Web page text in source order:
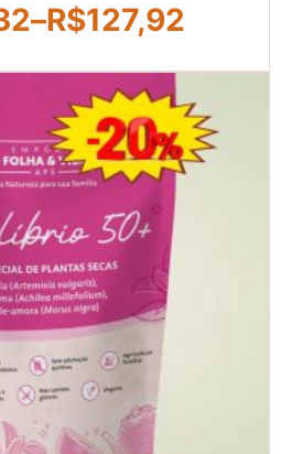
–R$127,92
Faixa
de
preço:
R$38,32
através
R$127,92